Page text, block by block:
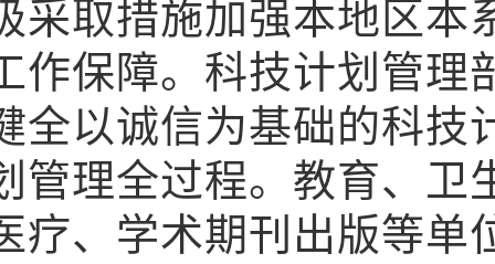
采取措施加强本地区本
作保障。科技计划管理
全以诚信为基础的科技
管理全过程。教育、卫
疗、学术期刊出版等单